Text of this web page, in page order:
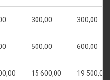
300,00 300,00
500,00 600,00
15 600,00 19 500,00